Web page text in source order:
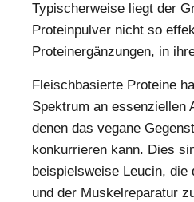
Typischerweise liegt der
Proteinpulver nicht so
Proteinergänzungen, in
Fleischbasierte Proteine
Spektrum an essenziellen
denen das vegane
konkurrieren kann. Dies
beispielsweise Leucin, die
und der Muskelreparatur